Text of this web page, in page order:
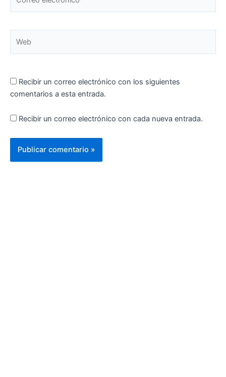
electrónico*
Recibir un correo electrónico con los siguientes
comentarios a esta entrada.
Recibir un correo electrónico con cada nueva entrada.